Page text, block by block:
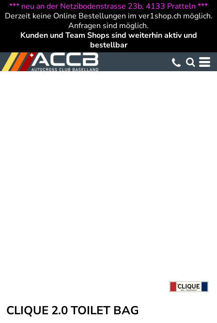
*** neu an der Netzibodenstrasse 23b, 4133 Pratteln ***
Derzeit keine Online Bestellungen im ver1shop.ch möglich.
Anfragen sind möglich.
Kunden und Team Shops sind weiterhin aktiv und
bestellbar
CLIQUE 2.0 TOILET BAG